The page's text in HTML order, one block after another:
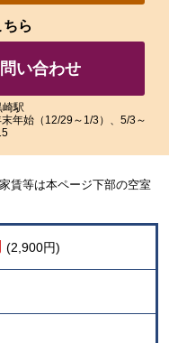
い
だ
ま
ら
い合わせ
駅
年始（12/29～1/3）、5/3～
賃等は本ページ下部の空室
(2,900円)